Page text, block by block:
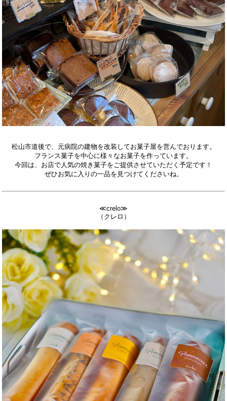
松山市道後で、元病院の建物を改装してお菓子屋を営んでおります。
フランス菓子を中心に様々なお菓子を作っています。
今回は、お店で人気の焼き菓子をご提供させていただく予定です！
ぜひお気に入りの一品を見つけてくださいね。
≪crelo≫
（クレロ）